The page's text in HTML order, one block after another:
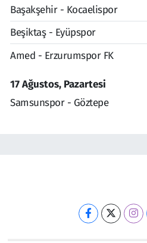
Başakşehir - Kocaelispor
Beşiktaş - Eyüpspor
Amed - Erzurumspor FK
17 Ağustos, Pazartesi
Samsunspor - Göztepe